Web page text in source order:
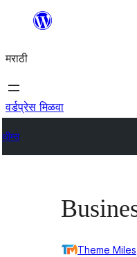
सामुग्रीवर
मराठी
वर्डप्रेस मिळवा
थीम्स
Theme Miles